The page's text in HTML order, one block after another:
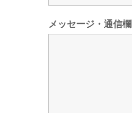
メッセージ・通信欄